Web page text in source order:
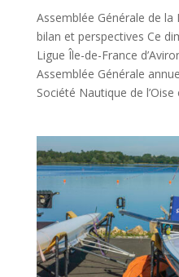
Assemblée Générale de la
bilan et perspectives Ce
Ligue Île-de-France
Assemblée Générale
Société Nautique de l’Oise